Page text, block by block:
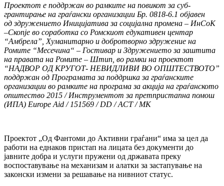
Проектот е поддржан во рамките на повикот за суб-
грантирање на граѓански организации Бр. 0818-6.1 објавен
од здружението Иницијатива за социјална промена – ИнСоК
–Скопје во соработка со Ромскиот едукативен центар
“Амбрела”, Хуманитарно и добротворно здружение на
Ромите “Месечина“ – Гостивар и Здружението за заштита
на правата на Ромите – Штип, во рамки на проектот
“НАДВОР ОД КРУГОТ- НЕВИДЛИВИ ВО ОПШТЕСТВОТО”
поддржан од Програмата за поддршка за граѓанските
организации во рамките на програма за акција на граѓанското
општество 2015 / Инструментот за претпристапна помош
(ИПА) Europe Aid / 151569 / DD / ACT / MK
Проектот „Од Фантоми до Активни граѓани“ има за цел да
работи на еднаков пристап на лицата без документи до
јавните добра и услуги пружени од државата преку
воспоставување на механизам и алатки за застапување на
законски измени за решавање на нивниот статус.